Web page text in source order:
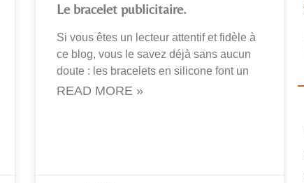
Le bracelet publicitaire.
Si vous êtes un lecteur attentif et fidèle à
ce blog, vous le savez déjà sans aucun
doute : les bracelets en silicone font un
READ MORE »